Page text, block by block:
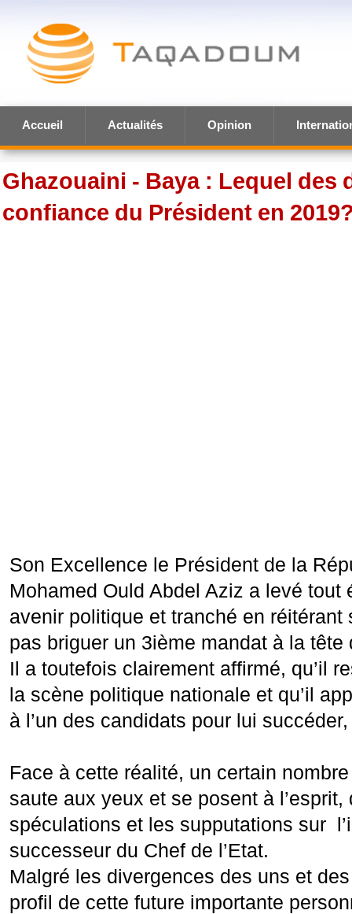
Accueil Actualités Opinion
Ghazouaini - Baya : Lequel des
confiance du Président en
Son Excellence le Président de la
Mohamed Ould Abdel Aziz a levé tout
avenir politique et tranché en réitérant
pas briguer un 3ième mandat à la tête
Il a toutefois clairement affirmé, qu’il
la scène politique nationale et qu’il
à l’un des candidats pour lui
Face à cette réalité, un certain
saute aux yeux et se posent à l’esprit,
spéculations et les supputations sur
successeur du Chef de l’Etat.
Malgré les divergences des uns et
profil de cette future importante